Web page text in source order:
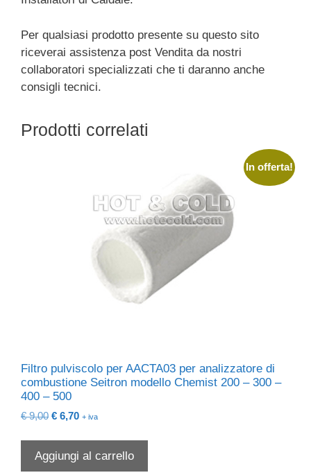
Per qualsiasi prodotto presente su questo sito
riceverai assistenza post Vendita da nostri
collaboratori specializzati che ti daranno anche
consigli tecnici.
Prodotti correlati
In offerta!
Filtro pulviscolo per AACTA03 per analizzatore di
combustione Seitron modello Chemist 200 – 300 –
400 – 500
€9,00 Il
era:
€ 6,70Il
è:
+ iva
Aggiungi al carrello